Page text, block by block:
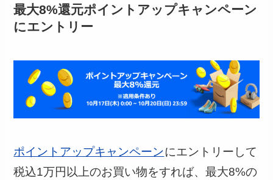
最大8%還元ポイントアップキャンペーン
にエントリー
ポイントアップキャンペーンにエントリーして
税込1万円以上のお買い物をすれば、最大8%の